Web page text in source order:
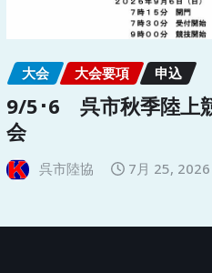
大会 大会要項 申込
9/5･6 呉市秋季陸上
会
呉市陸協 7月 25, 2026